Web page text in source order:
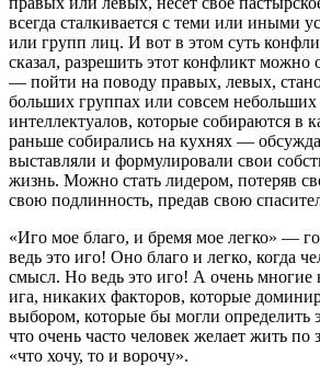
всегда сталкивается с теми или иными
или групп лиц. И вот в этом суть
сказал, разрешить этот конфликт можно
— пойти на поводу правых, левых,
больших группах или совсем небольших
интеллектуалов, которые собираются в
раньше собирались на кухнях —
выставляли и формулировали свои
жизнь. Можно стать лидером, потеряв
свою подлинность, предав свою
«Иго мое благо, и бремя мое легко» —
ведь это иго! Оно благо и легко, когда
смысл. Но ведь это иго! А очень многие
ига, никаких факторов, которые
выбором, которые бы могли определить
что очень часто человек желает жить по
«что хочу, то и ворочу».